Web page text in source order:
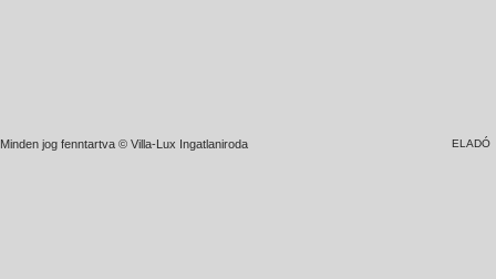
ELADÓ
Minden jog fenntartva © Villa-Lux Ingatlaniroda